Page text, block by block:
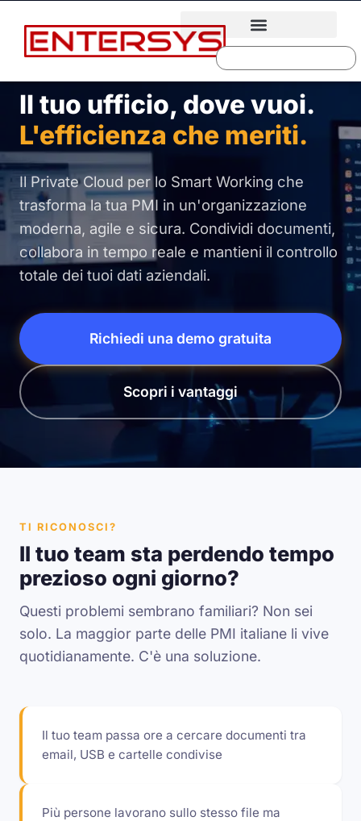
Il tuo ufficio, dove vuoi.
L'efficienza che meriti.
Il Private Cloud per lo Smart Working che
trasforma la tua PMI in un'organizzazione
moderna, agile e sicura. Condividi documenti,
collabora in tempo reale e mantieni il controllo
totale dei tuoi dati aziendali.
Richiedi una demo gratuita
Scopri i vantaggi
TI RICONOSCI?
Il tuo team sta perdendo tempo
prezioso ogni giorno?
Questi problemi sembrano familiari? Non sei
solo. La maggior parte delle PMI italiane li vive
quotidianamente. C'è una soluzione.
Il tuo team passa ore a cercare documenti tra
email, USB e cartelle condivise
Più persone lavorano sullo stesso file ma